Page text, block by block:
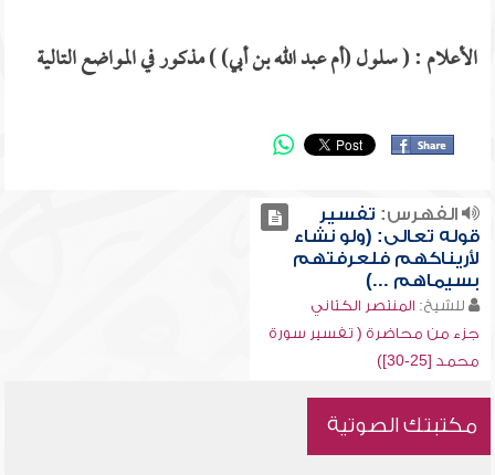
الأعلام : ( سلول (أم عبد الله بن أبي) ) مذكور في المواضع التالية
الفهرس: تفسير
قوله تعالى: (ولو نشاء
لأريناكهم فلعرفتهم
بسيماهم ...)
للشيخ: المنتصر الكتاني
جزء من محاضرة ( تفسير سورة
محمد [25-30])
مكتبتك الصوتية